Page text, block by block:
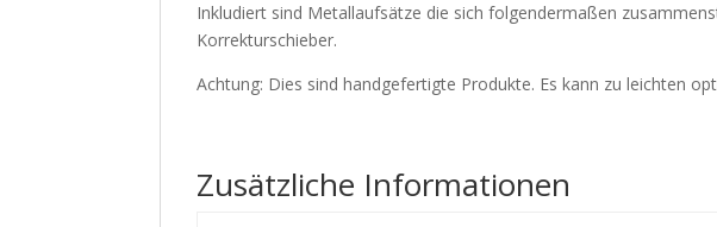
Inkludiert sind Metallaufsätze die sich folgendermaßen
Korrekturschieber.
Achtung: Dies sind handgefertigte Produkte. Es kann zu leichten
Zusätzliche Informationen